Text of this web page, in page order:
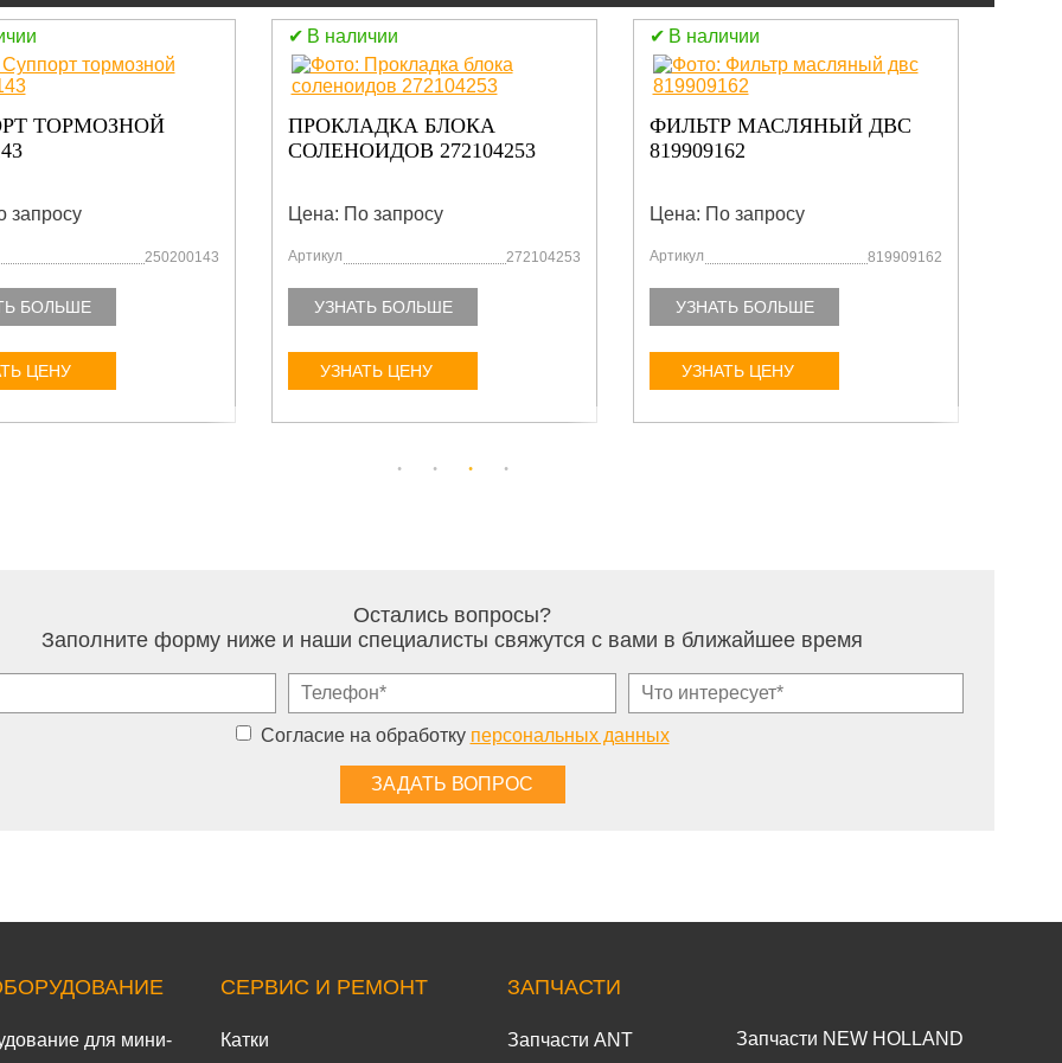
ТОРМОЗНОЙ
запросу
250200143
БОЛЬШЕ
ЦЕНУ
В наличии
ПРОКЛАДКА БЛОКА
СОЛЕНОИДОВ 272104253
Цена: По запросу
Артикул 272104253
УЗНАТЬ БОЛЬШЕ
УЗНАТЬ ЦЕНУ
В наличии
ФИЛЬТР МАСЛЯНЫЙ ДВС
819909162
Цена: По запросу
Артикул 819909162
УЗНАТЬ БОЛЬШЕ
УЗНАТЬ ЦЕНУ
Остались вопросы?
Заполните форму ниже и наши специалисты свяжутся с вами в ближайшее время
Согласие на обработку персональных данных
для мини-
СЕРВИС И РЕМОНТ
Катки
ЗАПЧАСТИ
Запчасти ANT Запчасти NEW HOLLAND